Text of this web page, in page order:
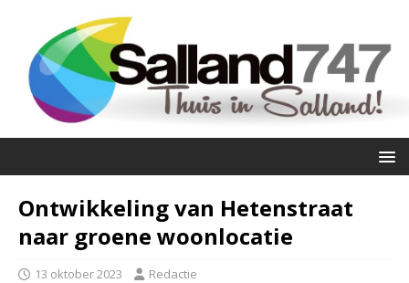
Ontwikkeling van Hetenstraat
naar groene woonlocatie
13 oktober 2023 Redactie